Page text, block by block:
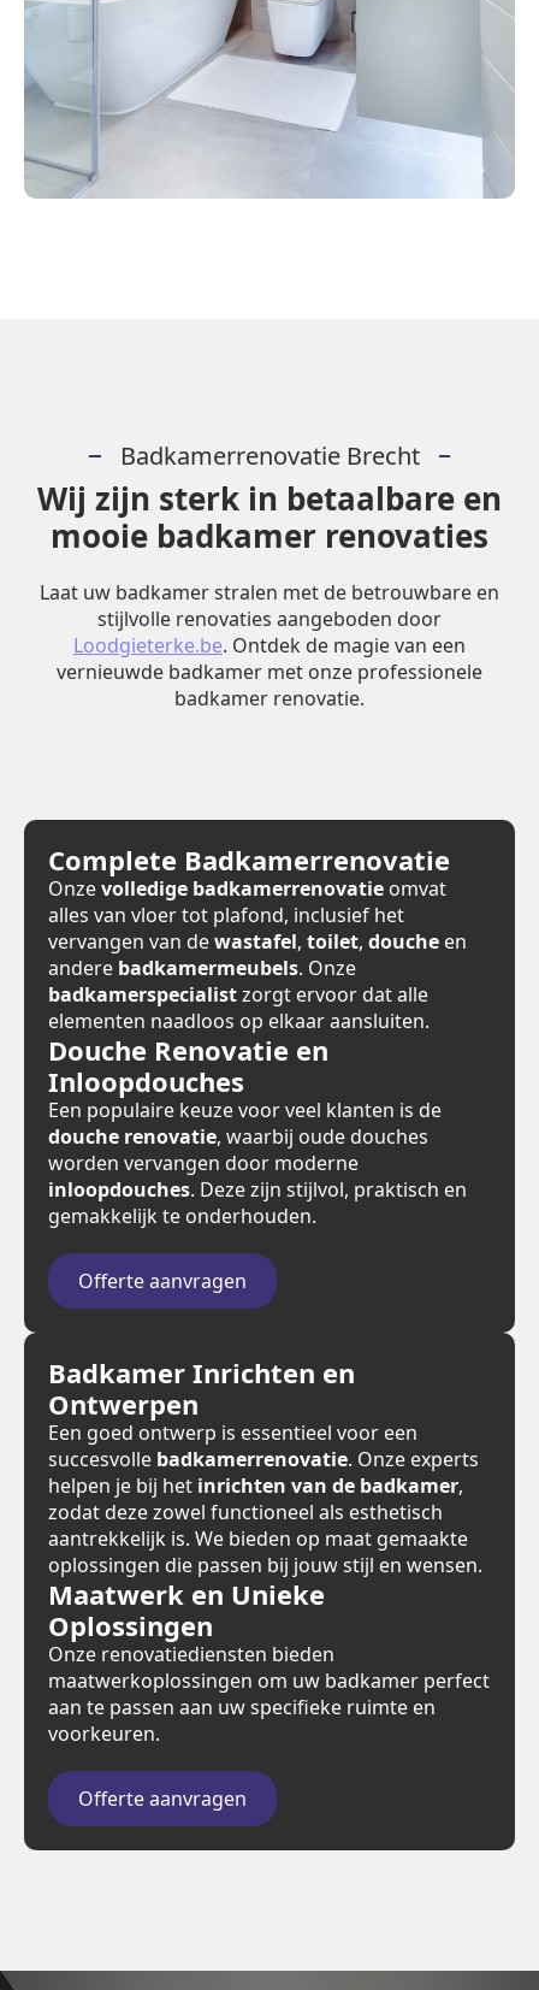
Badkamerrenovatie Brecht
Wij zijn sterk in betaalbare en
mooie badkamer renovaties
Laat uw badkamer stralen met de betrouwbare en
stijlvolle renovaties aangeboden door
Loodgieterke.be. Ontdek de magie van een
vernieuwde badkamer met onze professionele
badkamer renovatie.
Complete Badkamerrenovatie
Onzevolledige badkamerrenovatie omvat
alles van vloer tot plafond, inclusief het
vervangen van dewastafel, toilet, douche en
andere badkamermeubels. Onze
badkamerspecialistzorgt ervoor dat alle
elementen naadloos op elkaar aansluiten.
Douche Renovatie en
Inloopdouches
Een populaire keuze voor veel klanten is de
douche renovatie, waarbij oude douches
worden vervangen door moderne
inloopdouches. Deze zijn stijlvol, praktisch en
gemakkelijk te onderhouden.
Offerte aanvragen
Badkamer Inrichten en
Ontwerpen
Een goed ontwerp is essentieel voor een
succesvolle badkamerrenovatie. Onze experts
helpen je bij het inrichten van de badkamer,
zodat deze zowel functioneel als esthetisch
aantrekkelijk is. We bieden op maat gemaakte
oplossingen die passen bij jouw stijl en wensen.
Maatwerk en Unieke
Oplossingen
Onze renovatiediensten bieden
maatwerkoplossingen om uw badkamer perfect
aan te passen aan uw specifieke ruimte en
voorkeuren.
Offerte aanvragen